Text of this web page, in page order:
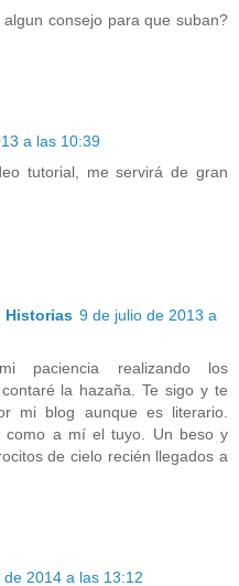
consejo para que suban?
a las 10:39
tutorial, me servirá de gran
Historias 9 de julio de 2013 a
paciencia realizando los
la hazaña. Te sigo y te
mi blog aunque es literario.
como a mí el tuyo. Un beso y
de cielo recién llegados a
de 2014 a las 13:12